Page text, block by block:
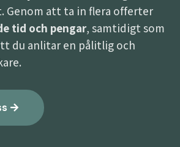
Genom att ta in flera offerter
tid och pengar, samtidigt som
du anlitar en pålitlig och